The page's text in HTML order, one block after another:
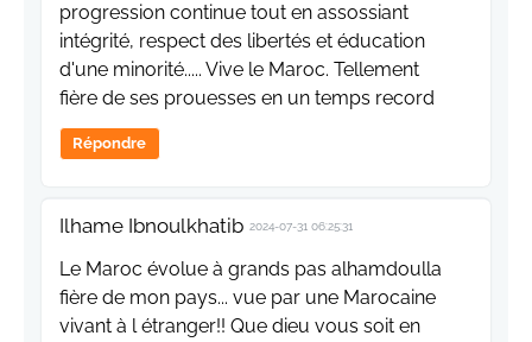
progression continue tout en assossiant
intégrité, respect des libertés et éducation
d'une minorité..... Vive le Maroc. Tellement
fière de ses prouesses en un temps record
Répondre
Ilhame Ibnoulkhatib 2024-07-31 06:25:31
Le Maroc évolue à grands pas alhamdoulla
fière de mon pays... vue par une Marocaine
vivant à l étranger!! Que dieu vous soit en